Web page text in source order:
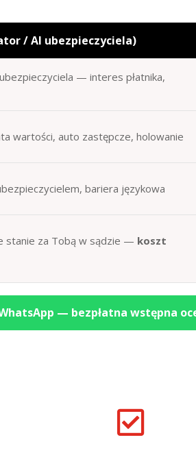
/ AI ubezpieczyciela)
— interes płatnika,
wartości, auto zastępcze, holowanie
bariera językowa
stanie za Tobą w sądzie — koszt
— bezpłatna wstępna
